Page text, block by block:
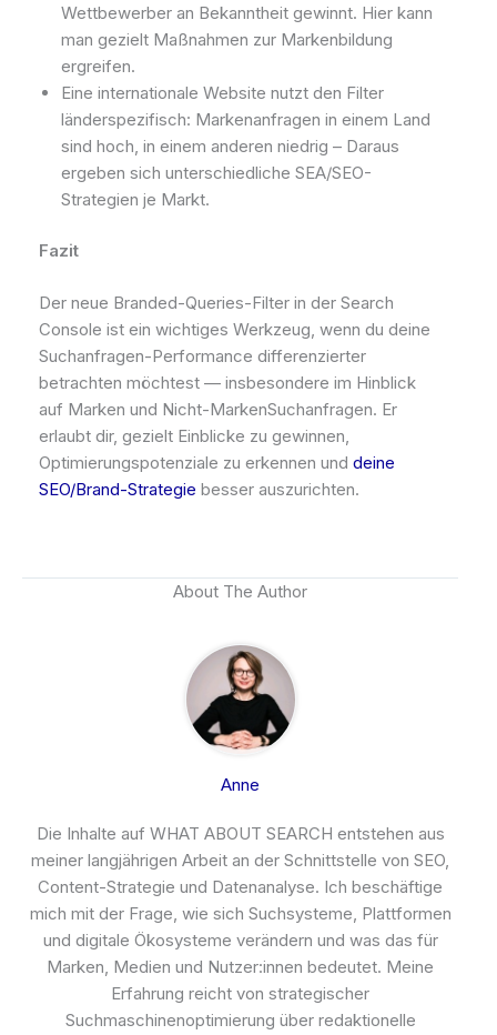
Wettbewerber an Bekanntheit gewinnt. Hier kann
man gezielt Maßnahmen zur Markenbildung
ergreifen.
Eine internationale Website nutzt den Filter
länderspezifisch: Markenanfragen in einem Land
sind hoch, in einem anderen niedrig – Daraus
ergeben sich unterschiedliche SEA/SEO-
Strategien je Markt.
Fazit
Der neue Branded-Queries-Filter in der Search
Console ist ein wichtiges Werkzeug, wenn du deine
Suchanfragen-Performance differenzierter
betrachten möchtest — insbesondere im Hinblick
auf Marken­ und Nicht-Marken­Suchanfragen. Er
erlaubt dir, gezielt Einblicke zu gewinnen,
Optimierungspotenziale zu erkennen und deine
SEO/Brand-Strategie besser auszurichten.
About The Author
Anne
Die Inhalte auf WHAT ABOUT SEARCH entstehen aus
meiner langjährigen Arbeit an der Schnittstelle von SEO,
Content-Strategie und Datenanalyse. Ich beschäftige
mich mit der Frage, wie sich Suchsysteme, Plattformen
und digitale Ökosysteme verändern und was das für
Marken, Medien und Nutzer:innen bedeutet. Meine
Erfahrung reicht von strategischer
Suchmaschinenoptimierung über redaktionelle